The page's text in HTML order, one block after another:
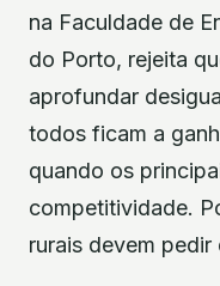
na Faculdade de
do Porto, rejeita
aprofundar
todos ficam a
quando os
competitividade.
rurais devem pedir